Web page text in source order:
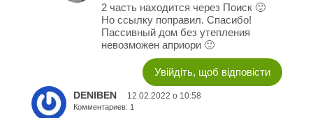
2 часть находится через Поиск 🙂
Но ссылку поправил. Спасибо!
Пассивный дом без утепления
невозможен априори 🙂
Увійдіть, щоб відповісти
DENIBEN 12.02.2022 о 10:58
Комментариев: 1